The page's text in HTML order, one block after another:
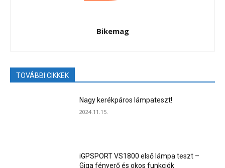
Bikemag
TOVÁBBI CIKKEK
Nagy kerékpáros lámpateszt!
2024.11.15.
iGPSPORT VS1800 első lámpa teszt –
Giga fényerő és okos funkciók